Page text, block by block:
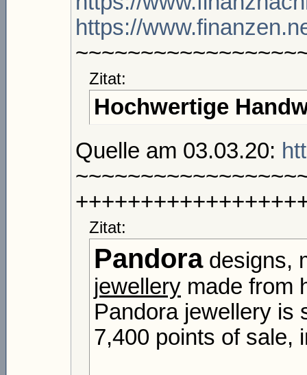
https://
Zitat:
Hochwertige
Quelle am 03.03.20:
Zitat:
Pandoradesigns,
jewellery made from
Pandora jewellery is
7,400 points of sale,